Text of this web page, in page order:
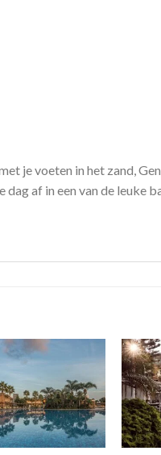
je voeten in het zand,
af in een van de leuke